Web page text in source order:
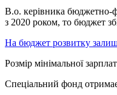
В.о. керівника бюджетно-
з 2020 роком, то бюджет
На бюджет розвитку
Розмір мінімальної
Спеціальний фонд